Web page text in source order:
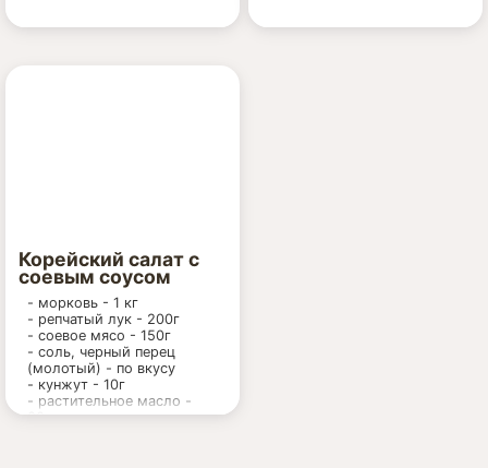
Корейский салат с
соевым соусом
- морковь - 1 кг
- репчатый лук - 200г
- соевое мясо - 150г
- соль, черный перец
(молотый) - по вкусу
- кунжут - 10г
- растительное масло -
80г